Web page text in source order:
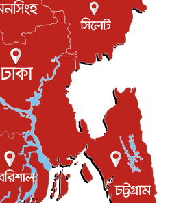
জাতীয়তাবাদী কুলাউড়াবাসীর মত বিনিময়
৫ আগস্ট, ২০২৬
আরব সফরের আমন্ত্রণ
৫ আগস্ট, ২০২৬
দিবস আজ, স্মরণে দেশজুড়ে কর্মসূচি
৫ আগস্ট, ২০২৬
বলেই জুলাই আন্দোলন সফল :
৫ আগস্ট, ২০২৬
সঙ্গে পরীমনির ঘনিষ্ঠ সম্পর্ক ছিল : নাসির